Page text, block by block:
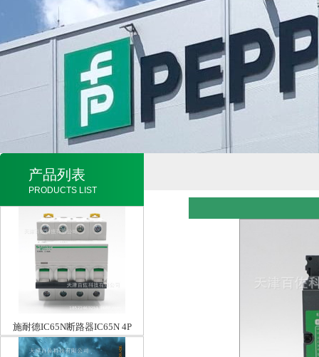
产品列表
PRODUCTS LIST
施耐德IC65N断路器IC65N 4P
C50A